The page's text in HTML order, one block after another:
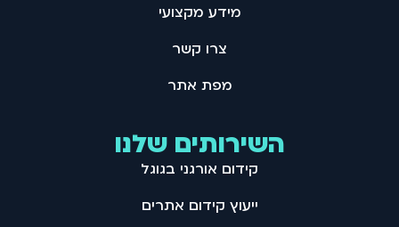
מידע מקצועי
צרו קשר
מפת אתר
השירותים שלנו
קידום אורגני בגוגל
ייעוץ קידום אתרים